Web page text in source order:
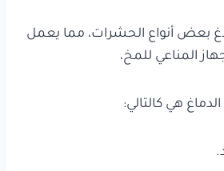
بعض أنواع الحشرات، مما يعمل
المناعي للمخ،
هي كالتالي: